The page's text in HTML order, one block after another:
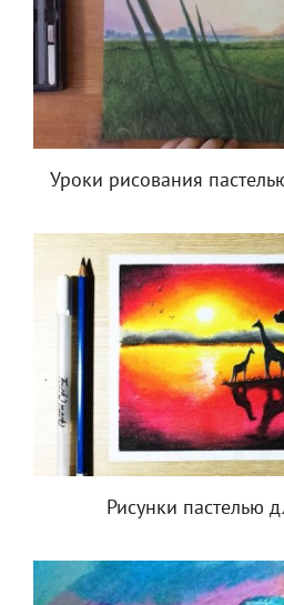
Уроки рисования
Рисунки пастелью